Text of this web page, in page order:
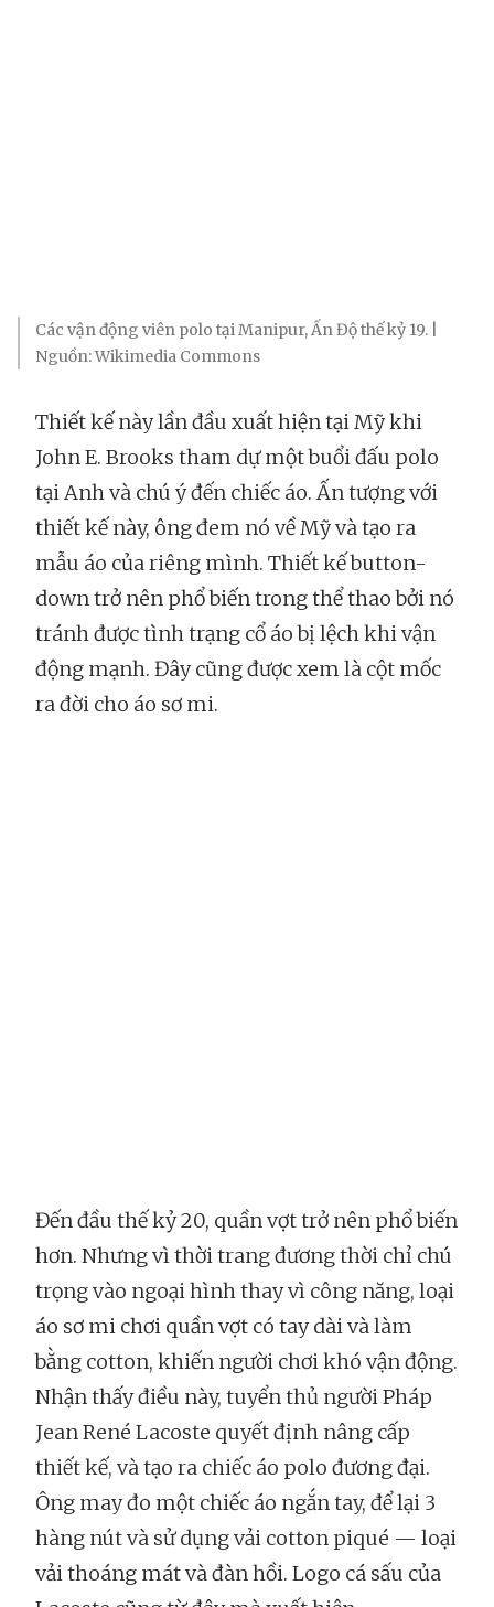
Các vận động viên polo tại Manipur, Ấn Độ thế kỷ 19. |
Nguồn: Wikimedia Commons
Thiết kế này lần đầu xuất hiện tại Mỹ khi
John E. Brooks tham dự một buổi đấu polo
tại Anh và chú ý đến chiếc áo. Ấn tượng với
thiết kế này, ông đem nó về Mỹ và tạo ra
mẫu áo của riêng mình. Thiết kế button-
down trở nên phổ biến trong thể thao bởi nó
tránh được tình trạng cổ áo bị lệch khi vận
động mạnh. Đây cũng được xem là cột mốc
ra đời cho áo sơ mi.
Đến đầu thế kỷ 20, quần vợt trở nên phổ biến
hơn. Nhưng vì thời trang đương thời chỉ chú
trọng vào ngoại hình thay vì công năng, loại
áo sơ mi chơi quần vợt có tay dài và làm
bằng cotton, khiến người chơi khó vận động.
Nhận thấy điều này, tuyển thủ người Pháp
Jean René Lacoste quyết định nâng cấp
thiết kế, và tạo ra chiếc áo polo đương đại.
Ông may đo một chiếc áo ngắn tay, để lại 3
hàng nút và sử dụng vải cotton piqué — loại
vải thoáng mát và đàn hồi. Logo cá sấu của